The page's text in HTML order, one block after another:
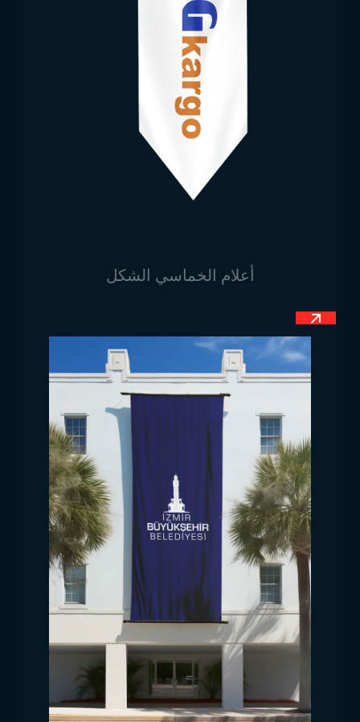
لتلبية احتياجات كل مدرسة من حيث الألوان والتصميمات
المختلفة. يمكن طباعة شعار المدرسة أو شعارها أو اسمها
أو رموزها على العلم بدقة عالية وتفاصيل دقيقة. المنتجات
المصممة خصيصًا لتلبية الاحتياجات المختلفة، مثل الأعلام
الكبيرة المستخدمة في المناسبات الكبيرة أو الأعلام
الصغيرة المكتبية المستخدمة داخل الفصول الدراسية،
أسعار أعلام المدارس الجذابة
اقتصادية بفضل قدرتها الإنتاجية الواسعة. فهي توفر خيارات
الحفاظ على معايير الجودة العالية. وبفضل الأسعار
الاقتصادية التي تقدمها في عمليات الشراء بالجملة، يمكن
للمدارس الحصول على الأعلام والرايات التي تحتاجها على
مدار العام بأسعار مواتية. وتضمن قدرتها الإنتاجية بالجملة
تلبية احتياجات العملاء بسرعة وفعالية.
مصنع أعلام المدارس Trend
Bayrak المزاياÜ
نظرًا لاتساع نطاق استخدام المنتجات، فإن المتانة وسهولة
الاستخدام أمران في غاية الأهمية. خاصةً أن الأعلام
المعروضة في ساحات المدارس أو في الأماكن الخارجية
تتعرض باستمرار للعوامل الخارجية. Trend Bayrak هي
شركة مصنعة لأعلام المدارس، وتنتج منتجات طويلة العمر
باستخدام مواد عالية الجودة وتقنيات إنتاج متطورة. يمكن
استخدام النماذج المقاومة للرياح والأمطار وأشعة الشمس
لفترة طويلة دون أن تتلاشى أو تتآكل. بالإضافة إلى ذلك،
توفر الأعلام سهلة التركيب والنقل العملي ميزة كبيرة
أعلام الخماسي الشكل